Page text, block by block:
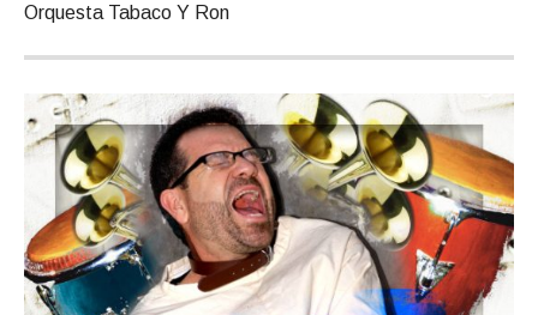
Orquesta Tabaco Y Ron